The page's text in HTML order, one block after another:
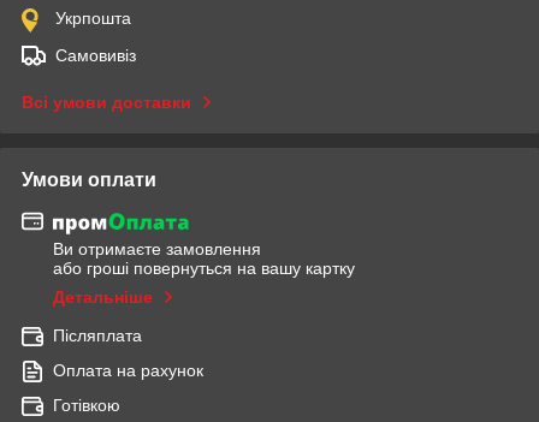
Укрпошта
Самовивіз
Всі умови доставки
Умови оплати
Ви отримаєте замовлення
або гроші повернуться на вашу картку
Детальніше
Післяплата
Оплата на рахунок
Готівкою